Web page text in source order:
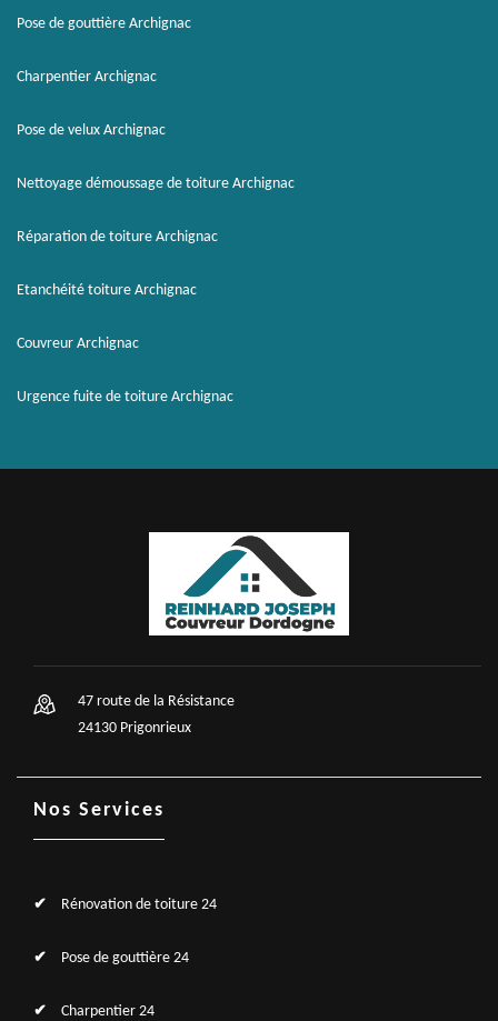
Pose de gouttière Archignac
Charpentier Archignac
Pose de velux Archignac
Nettoyage démoussage de toiture Archignac
Réparation de toiture Archignac
Etanchéité toiture Archignac
Couvreur Archignac
Urgence fuite de toiture Archignac
47 route de la Résistance
24130 Prigonrieux
Nos Services
Rénovation de toiture 24
Pose de gouttière 24
Charpentier 24